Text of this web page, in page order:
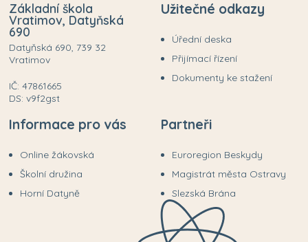
Základní škola
Vratimov, Datyňská
690
Datyňská 690, 739 32
Vratimov
IČ: 47861665
DS: v9f2gst
Užitečné odkazy
Úřední deska
Přijímací řízení
Dokumenty ke stažení
Informace pro vás
Online žákovská
Školní družina
Horní Datyně
Partneři
Euroregion Beskydy
Magistrát města Ostravy
Slezská Brána